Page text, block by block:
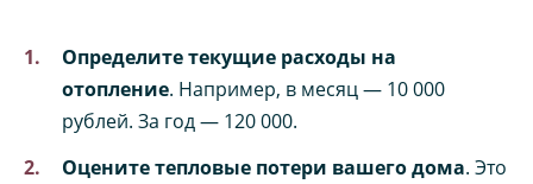
Определите текущие расходы на
отопление. Например, в месяц — 10 000
рублей. За год — 120 000.
Оцените тепловые потери вашего дома. Это